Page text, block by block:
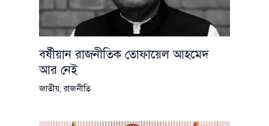
বর্ষীয়ান রাজনীতিক তোফায়েল আহমেদ
আর নেই
জাতীয়,রাজনীতি